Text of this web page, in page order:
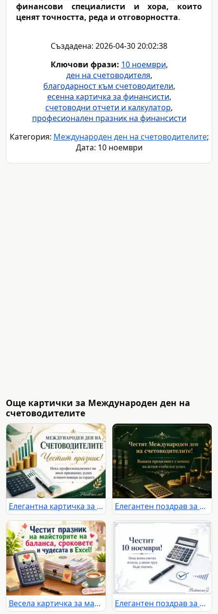
финансови специалисти и хора, които
ценят точността, реда и отговорността.
Създадена: 2026-04-30 20:02:38
Ключови фрази: 10 ноември,
ден на счетоводителя,
благодарност към счетоводители,
есенна картичка за финансисти,
счетоводни отчети и калкулатор,
професионален празник на финансисти
Категория: Международен ден на счетоводителите;
Дата: 10 ноември
Още картички за Международен ден на
счетоводителите
Елегантна картичка за Международния ден на счетоводителите с финансови символи и празничен надпис Елегантен поздрав за Международния ден на счетоводителите със златни финансови символи
Весела картичка за майсторите на баланса, сроковете и Excel чудесата Елегантен поздрав за 10 ноември със счетоводна тема, калкулатор, документи и пожелание за признат труд